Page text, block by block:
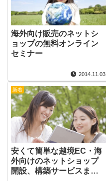
海外向け販売のネットシ
ョップの無料オンライン
セミナー
2014.11.03
新着
安くて簡単な越境EC・海
外向けのネットショップ
開設、構築サービスまと